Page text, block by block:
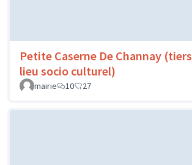
Petite Caserne De Channay (tiers
lieu socio culturel)
mairie
10 27